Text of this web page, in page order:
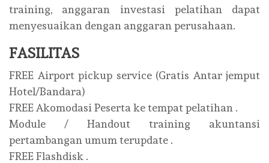
training, anggaran investasi pelatihan dapat
menyesuaikan dengan anggaran perusahaan.
FASILITAS
FREE Airport pickup service (Gratis Antar jemput
Hotel/Bandara)
FREE Akomodasi Peserta ke tempat pelatihan .
Module / Handout training akuntansi
pertambangan umum terupdate .
FREE Flashdisk .